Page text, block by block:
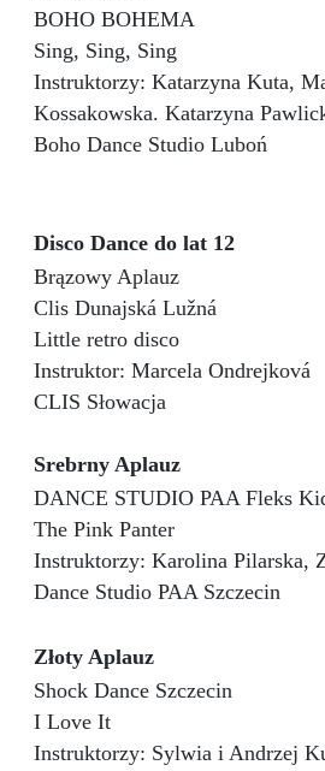
BOHO BOHEMA
Sing, Sing, Sing
Instruktorzy: Katarzyna Kuta,
Kossakowska. Katarzyna
Boho Dance Studio Luboń
Disco Dance do lat 12
Brązowy Aplauz
Clis Dunajská Lužná
Little retro disco
Instruktor: Marcela Ondrejková
CLIS Słowacja
Srebrny Aplauz
DANCE STUDIO PAA Fleks
The Pink Panter
Instruktorzy: Karolina Pilarska,
Dance Studio PAA Szczecin
Złoty Aplauz
Shock Dance Szczecin
I Love It
Instruktorzy: Sylwia i Andrzej